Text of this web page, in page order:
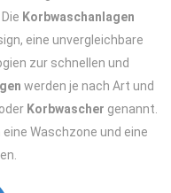
. Die Korbwaschanlagen
eine unvergleichbare
zur schnellen und
werden je nach Art und
oder Korbwascher genannt.
Waschzone und eine